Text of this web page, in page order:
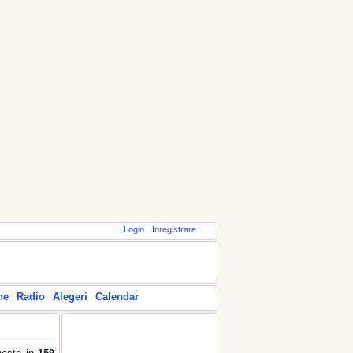
Login Inregistrare
Radio Alegeri Calendar